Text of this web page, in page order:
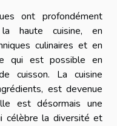
ont profondément
haute cuisine, en
culinaires et en
qui est possible en
cuisson. La cuisine
est devenue
est désormais une
célèbre la diversité et